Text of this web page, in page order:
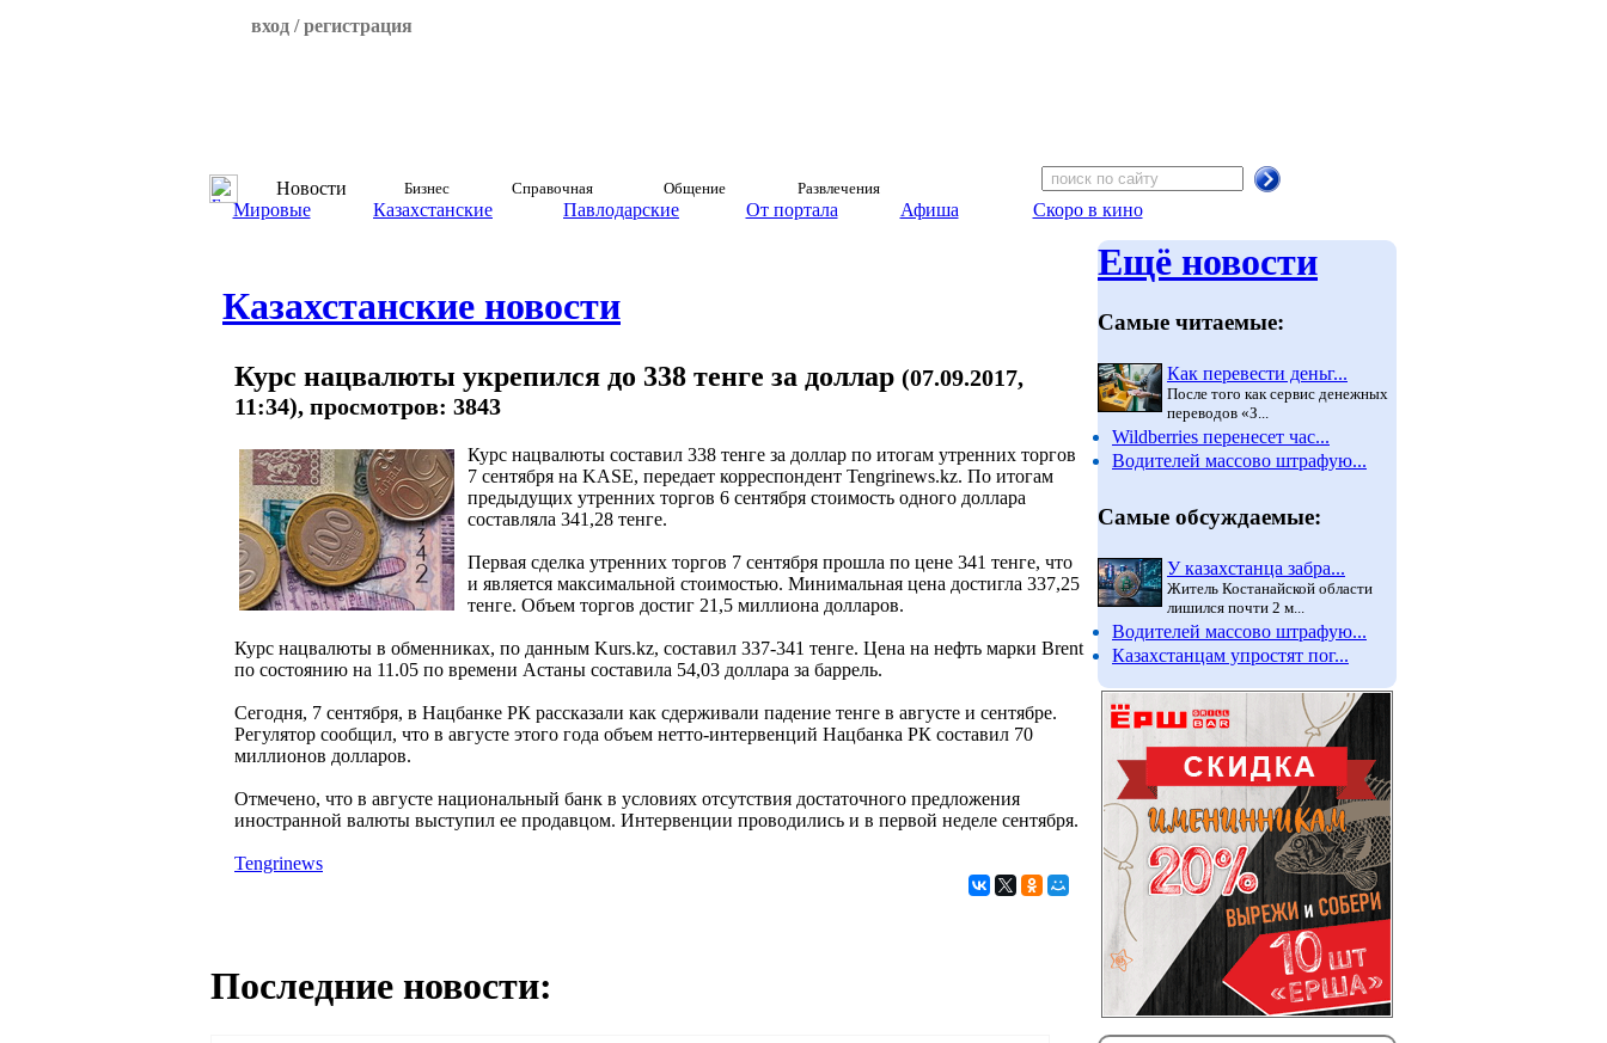
вход / регистрация
Новости Бизнес Справочная Общение Развлечения
Мировые Казахстанские Павлодарские От портала Афиша Скоро в кино
Казахстанские новости
Курс нацвалюты укрепился до 338 тенге за доллар (07.09.2017,
11:34), просмотров: 3843
Курс нацвалюты составил 338 тенге за доллар по итогам утренних торгов
7 сентября на KASE, передает корреспондент Tengrinews.kz. По итогам
предыдущих утренних торгов 6 сентября стоимость одного доллара
составляла 341,28 тенге.
Первая сделка утренних торгов 7 сентября прошла по цене 341 тенге, что
и является максимальной стоимостью. Минимальная цена достигла 337,25
тенге. Объем торгов достиг 21,5 миллиона долларов.
Курс нацвалюты в обменниках, по данным Kurs.kz, составил 337-341 тенге. Цена на нефть марки Brent
по состоянию на 11.05 по времени Астаны составила 54,03 доллара за баррель.
Сегодня, 7 сентября, в Нацбанке РК рассказали как сдерживали падение тенге в августе и сентябре.
Регулятор сообщил, что в августе этого года объем нетто-интервенций Нацбанка РК составил 70
миллионов долларов.
Отмечено, что в августе национальный банк в условиях отсутствия достаточного предложения
иностранной валюты выступил ее продавцом. Интервенции проводились и в первой неделе сентября.
Tengrinews
Последние новости:
Ещё новости
Самые читаемые:
Как перевести деньг...
После того как сервис денежных
переводов «З...
Wildberries перенесет час...
Водителей массово штрафую...
Самые обсуждаемые:
У казахстанца забра...
Житель Костанайской области
лишился почти 2 м...
Водителей массово штрафую...
Казахстанцам упростят пог...